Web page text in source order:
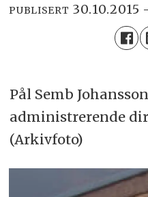
PUBLISERT
Pål Semb
administrerende
(Arkivfoto)